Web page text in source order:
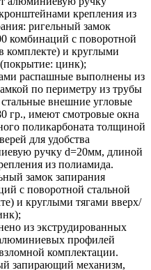
крепления из
ригельный замок
комбинаций с поворотной
комплекте) и круглыми
цинк);
распашные выполнены из
по периметру из трубы
внешние угловые
гр., имеют смотровые окна
поликарбоната толщиной
для удобства
ручку d=20мм, длиной
из полиамида.
замок запирания
с поворотной стальной
и круглыми тягами вверх/
из экструдированных
профилей
комплектации.
запирающий механизм,